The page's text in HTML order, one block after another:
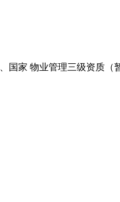
国家 物业管理三级资质